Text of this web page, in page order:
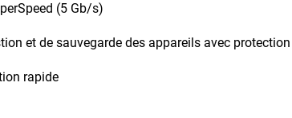
(5 Gb/s)
et de sauvegarde des appareils avec
rapide